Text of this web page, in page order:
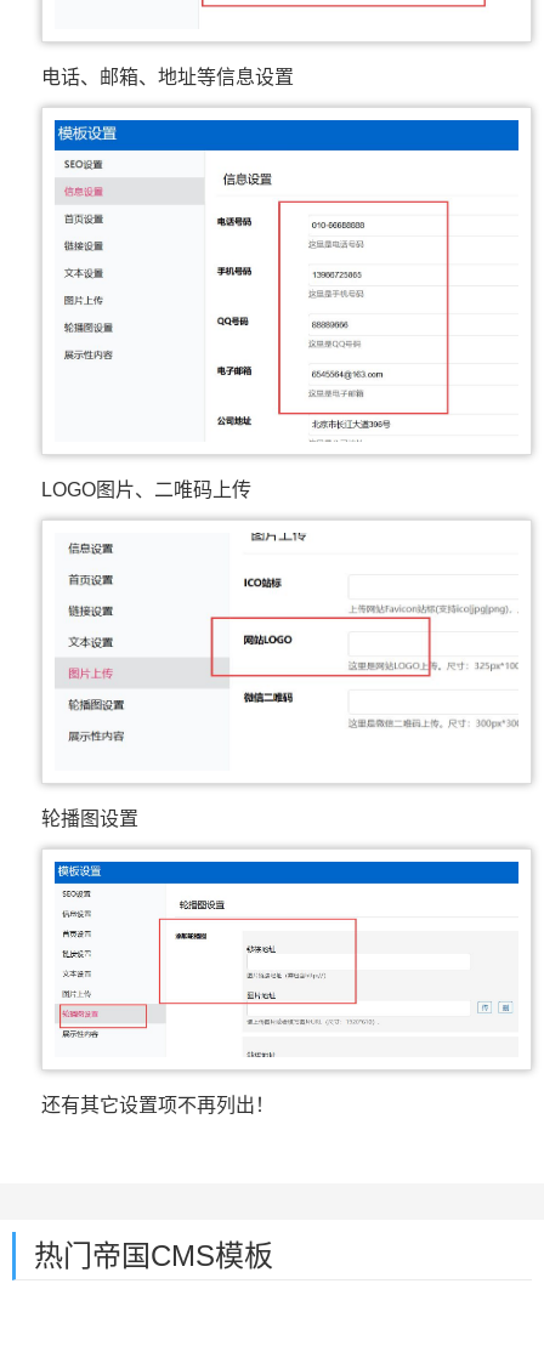
电话、邮箱、地址等信息设置
LOGO图片、二唯码上传
轮播图设置
还有其它设置项不再列出！
热门帝国CMS模板